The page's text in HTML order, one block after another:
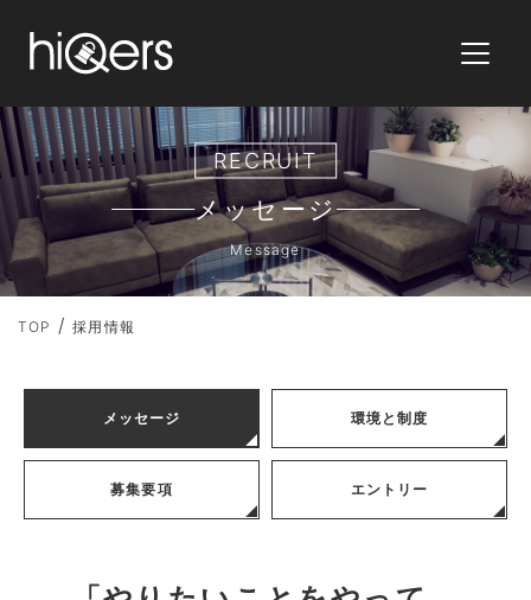
RECRUIT
メッセージ
Message
TOP 採用情報
メッセージ 環境と制度
募集要項 エントリー